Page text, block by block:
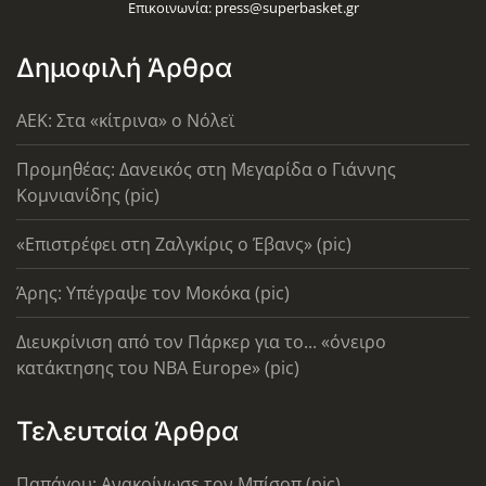
Επικοινωνία: press@superbasket.gr
Δημοφιλή Άρθρα
AEK: Στα «κίτρινα» ο Νόλεϊ
Προμηθέας: Δανεικός στη Μεγαρίδα ο Γιάννης
Κομνιανίδης (pic)
«Επιστρέφει στη Ζαλγκίρις ο Έβανς» (pic)
Άρης: Υπέγραψε τον Μοκόκα (pic)
Διευκρίνιση από τον Πάρκερ για το... «όνειρο
κατάκτησης του ΝΒΑ Europe» (pic)
Τελευταία Άρθρα